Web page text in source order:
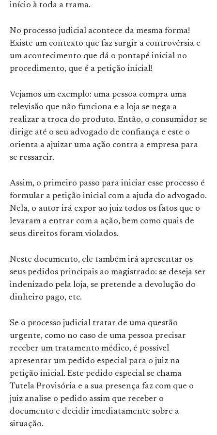
início à toda a trama.
No processo judicial acontece da mesma forma!
Existe um contexto que faz surgir a controvérsia e
um acontecimento que dá o pontapé inicial no
procedimento, que é a petição inicial!
Vejamos um exemplo: uma pessoa compra uma
televisão que não funciona e a loja se nega a
realizar a troca do produto. Então, o consumidor se
dirige até o seu advogado de confiança e este o
orienta a ajuizar uma ação contra a empresa para
se ressarcir.
Assim, o primeiro passo para iniciar esse processo é
formular a petição inicial com a ajuda do advogado.
Nela, o autor irá expor ao juiz todos os fatos que o
levaram a entrar com a ação, bem como quais de
seus direitos foram violados.
Neste documento, ele também irá apresentar os
seus pedidos principais ao magistrado: se deseja ser
indenizado pela loja, se pretende a devolução do
dinheiro pago, etc.
Se o processo judicial tratar de uma questão
urgente, como no caso de uma pessoa precisar
receber um tratamento médico, é possível
apresentar um pedido especial para o juiz na
petição inicial. Este pedido especial se chama
Tutela Provisória e a sua presença faz com que o
juiz analise o pedido assim que receber o
documento e decidir imediatamente sobre a
situação.